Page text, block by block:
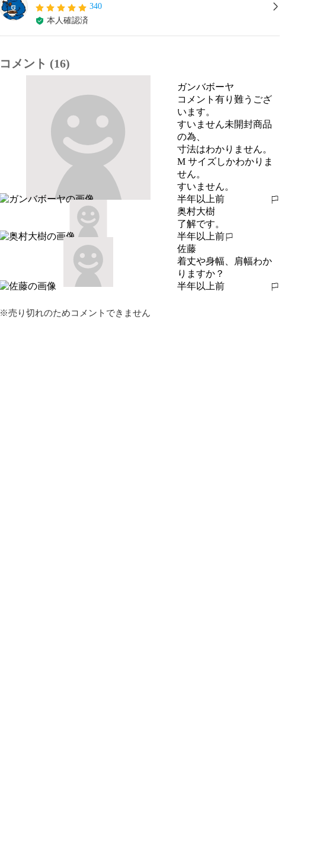
340
本人確認済
コメント (16)
ガンバボーヤ
コメント有り難うござ
います。
すいません未開封商品
の為、
寸法はわかりません。
M サイズしかわかりま
せん。
すいません。
半年以上前
報告する
奥村大樹
了解です。
半年以上前
報告する
佐藤
着丈や身幅、肩幅わか
りますか？
半年以上前
報告する
※売り切れのためコメントできません